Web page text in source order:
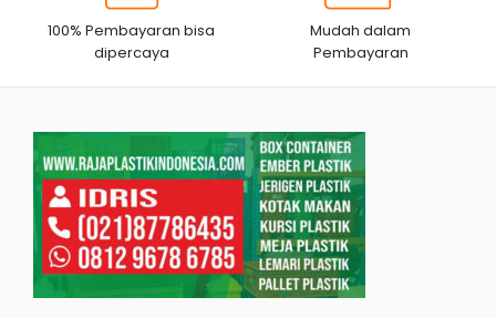
100% Pembayaran bisa
dipercaya
Mudah dalam
Pembayaran